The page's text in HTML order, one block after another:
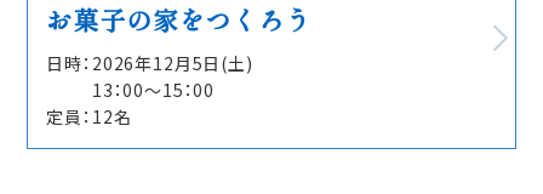
お菓子の家をつくろう
日時： 2026年12月5日(土)
13：00〜15：00
定員： 12名